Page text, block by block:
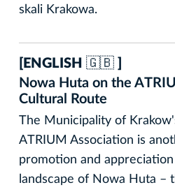
skali Krakowa.
[ENGLISH 🇬🇧 ]
Nowa Huta on the
Cultural Route
The Municipality of
ATRIUM Association is
promotion and
landscape of Nowa Huta –